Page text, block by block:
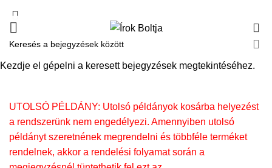
KÍNÁLATUNK
UTOLSÓ PÉLDÁNY: Utolsó példányok kosárba helyezést
a rendszerünk nem engedélyezi. Amennyiben utolsó
példányt szeretnének megrendelni és többféle terméket
rendelnek, akkor a rendelési folyamat során a
Kezdje el gépelni a keresett bejegyzések megtekintéséhez.